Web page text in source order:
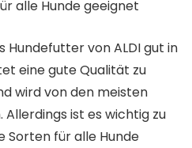
alle Hunde geeignet
Hundefutter von ALDI gut in
eine gute Qualität zu
wird von den meisten
Allerdings ist es wichtig zu
Sorten für alle Hunde